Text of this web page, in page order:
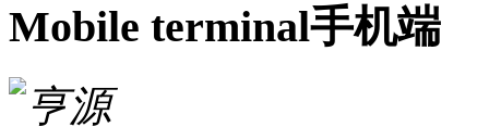
Mobile terminal手机端